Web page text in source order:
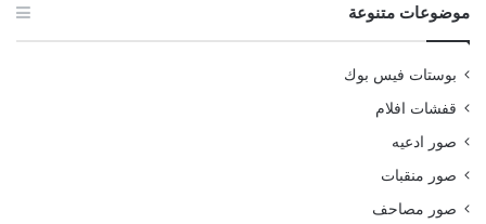
موضوعات متنوعة
بوستات فيس بوك
قفشات افلام
صور ادعيه
صور منقبات
صور مصاحف